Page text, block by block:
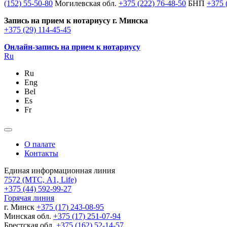
(152) 55-50-80 Могилевская обл. +375 (222) 76-48-50 БНП +375
Запись на прием к нотариусу г. Минска
+375 (29) 114-45-45
Онлайн-запись на прием к нотариусу
Ru
Ru
Eng
Bel
Es
Fr
О палате
Контакты
Единая информационная линия
7572 (МТС, A1, Life)
+375 (44) 592-99-27
Горячая линия
г. Минск +375 (17) 243-08-95
Минская обл. +375 (17) 251-07-94
Брестская обл. +375 (162) 52-14-57